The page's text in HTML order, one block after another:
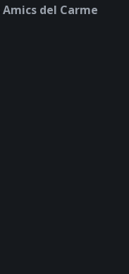
Amics del Carme